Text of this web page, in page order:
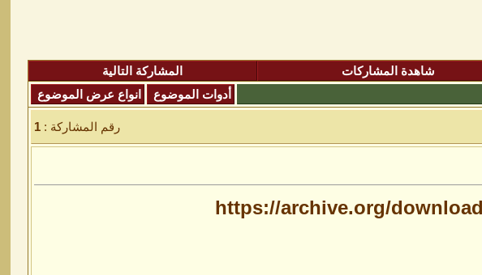
شاهدة المشاركات
المشاركة التالية
أدوات الموضوع
انواع عرض الموضوع
رقم المشاركة :1
https://archive.org/